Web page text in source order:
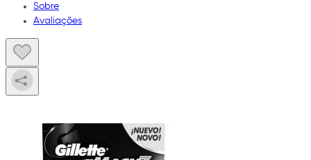
Sobre
Avaliações